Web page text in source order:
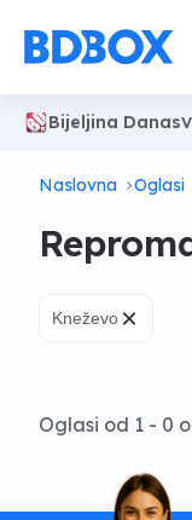
Bijeljina Danas
Naslovna Oglasi
Kneževo×
Oglasi od 1 - 0